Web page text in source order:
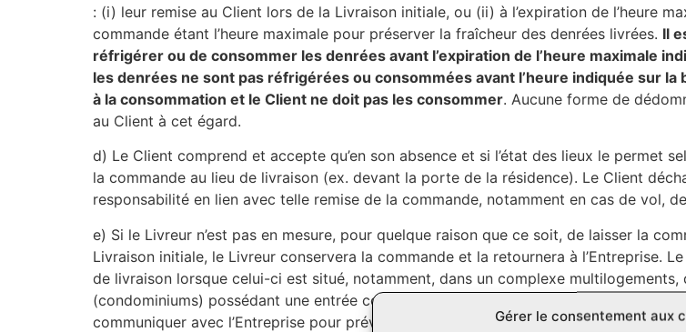
Gérer le consentement aux
: (i) leur remise au Client lors de la Livraison initiale, ou (ii) à l’expiration de l’heure
commande étant l’heure maximale pour préserver la fraîcheur des denrées livrées. Il
réfrigérer ou de consommer les denrées avant l’expiration de l’heure maximale
les denrées ne sont pas réfrigérées ou consommées avant l’heure indiquée sur
à la consommation et le Client ne doit pas les consommer. Aucune forme de
au Client à cet égard.
d) Le Client comprend et accepte qu’en son absence et si l’état des lieux le permet
la commande au lieu de livraison (ex. devant la porte de la résidence). Le Client
responsabilité en lien avec telle remise de la commande, notamment en cas de vol,
e) Si le Livreur n’est pas en mesure, pour quelque raison que ce soit, de laisser la
Livraison initiale, le Livreur conservera la commande et la retournera à l’Entreprise.
de livraison lorsque celui-ci est situé, notamment, dans un complexe
(condominiums) possédant une entrée commune ou dans tout autre emplacement
communiquer avec l’Entreprise pour prévoir une seconde livraison (ci-après la «